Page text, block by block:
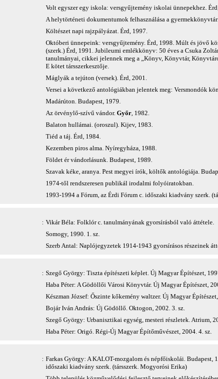
Volt egyszer egy iskola: versgyűjtemény iskolai ünnepekhez.
A helytörténeti dokumentumok felhasználása a
Költészet napi rajzpályázat. Érd, 1997.
Októberi ünnepeink: versgyűjtemény. Érd, 1998. Múlt és jövő
(szerk.) Érd, 1991. Jubileumi emlékkönyv: 50 éves a Csuka
tanulmányai, cikkei jelennek meg a „Könyv, Könyvtár,
E kötet társszerkesztője.
Máglyák a tejúton (versek). Érd, 2001.
Versei a következő antológiákban jelentek meg: Versmondók
Madárúton. Budapest, 1979.
Az örvénylő-szívű vándor. Győr, 1982.
Balaton hullámai. (oroszul). Kijev, 1983.
Tiéd a táj. Érd, 1984.
Kezemben piros alma. Nyíregyháza, 1988.
Földet ér vándorlásunk. Budapest, 1989.
Szavak kéke, aranya. Pest megyei írók, költők antológiája.
1974-től rendszeresen publikál irodalmi folyóiratokban.
1993-1994 a Fórum, az Érdi Fórum c. időszaki kiadvány szerk.
: Vikár Béla: Folklór c. tanulmányának gyorsírásból való áttétele.
Somogy, 1990. 1. sz.
Szerb Antal: Naplójegyzetek 1914-1943 gyorsírásos részeinek
: Szegő György: Tiszta építészeti képlet. Új Magyar Építészet,
Haba Péter: A Gödöllői Városi Könyvtár. Új Magyar Építészet,
Készman József: Őszinte kőkemény waltzer. Új Magyar
Bojár Iván András: Új Gödöllő. Oktogon, 2002. 3. sz.
Szegő György: Urbanisztikai egység, mesteri részletek. Atrium,
Haba Péter: Origó. Régi-Új Magyar Építőművészet, 2004. 4. sz.
: Farkas György: A KALOT-mozgalom és népfőiskolái. Budapest,
időszaki kiadvány szerk. (társszerk. Mogyorósi Erika)